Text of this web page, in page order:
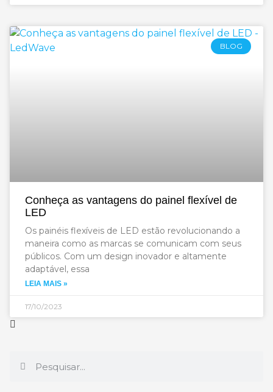
BLOG
Conheça as vantagens do painel flexível de
LED
Os painéis flexíveis de LED estão revolucionando a
maneira como as marcas se comunicam com seus
públicos. Com um design inovador e altamente
adaptável, essa
LEIA MAIS »
17/10/2023